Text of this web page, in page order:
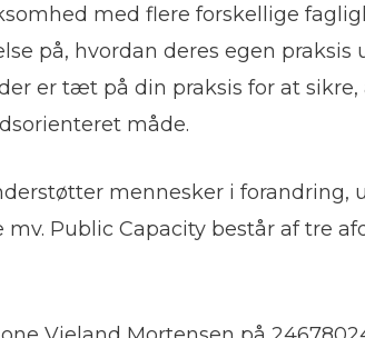
med flere forskellige
på, hvordan deres egen
er tæt på din praksis for at
måde.
mennesker i
Public Capacity består af tre